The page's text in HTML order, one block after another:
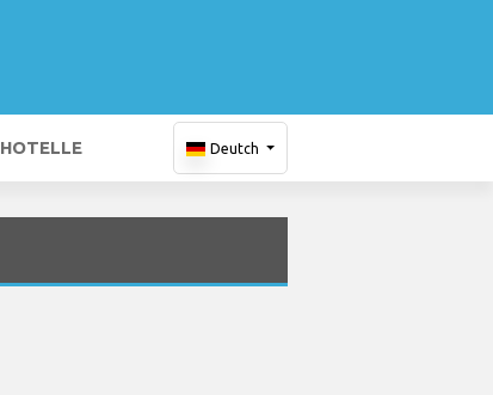
HOTELLE Deutch